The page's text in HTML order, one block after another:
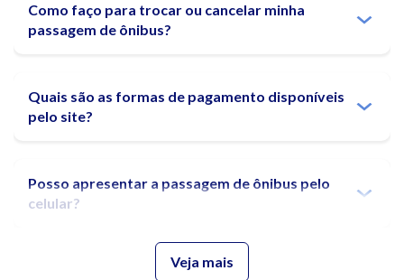
Como faço para trocar ou cancelar minha
passagem de ônibus?
Quais são as formas de pagamento disponíveis
pelo site?
Posso apresentar a passagem de ônibus pelo
celular?
A partir de quantos anos crianças podem viajar
Veja mais